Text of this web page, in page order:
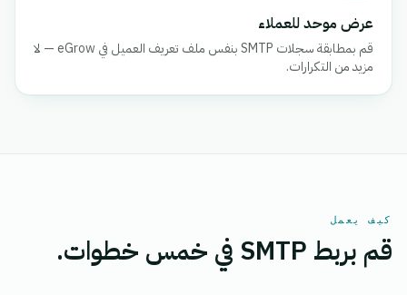
عرض موحد للعملاء
قم بمطابقة سجلات SMTP بنفس ملف تعريف العميل في eGrow — لا
مزيد من التكرارات.
كيف يعمل
قم بربط SMTP في خمس خطوات.